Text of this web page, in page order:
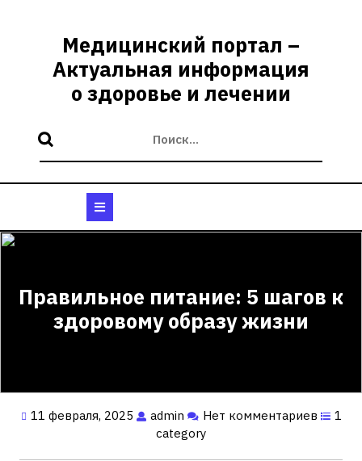
содержимомуМедицинский портал –
Актуальная информация
о здоровье и лечении
Правильное питание: 5 шагов к
здоровому образу жизни
11 февраля, 2025 admin Нет комментариев
1
category